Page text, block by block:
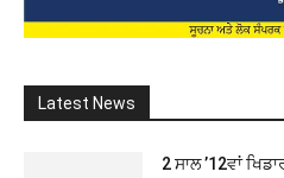
Latest News
2 ਸਾਲ ’12ਵਾਂ